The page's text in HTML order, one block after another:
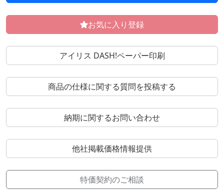
お気に入り登録
アイリス DASH!ペーパー印刷
商品の仕様に関する質問を投稿する
納期に関するお問い合わせ
他社掲載価格情報提供
特価契約のご相談